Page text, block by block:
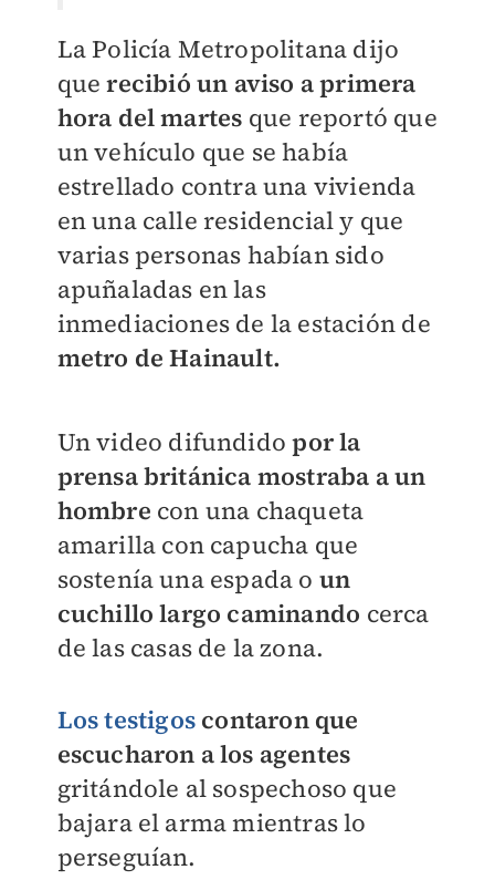
La Policía Metropolitana dijo
querecibió un aviso a primera
hora del martes que reportó que
un vehículo que se había
estrellado contra una vivienda
en una calle residencial y que
varias personas habían sido
apuñaladas en las
inmediaciones de la estación de
metro de Hainault.
Un video difundidopor la
prensa británica mostraba a un
hombre con una chaqueta
amarilla con capucha que
sostenía una espada o un
cuchillo largo caminando cerca
de las casas de la zona.
Los testigos contaron que
escucharon a los agentes
gritándole al sospechoso que
bajara el arma mientras lo
perseguían.